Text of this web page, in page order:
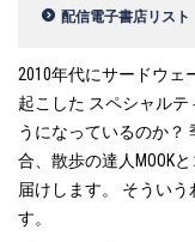
配信電子書店リスト
2010年代にサードウェ
起こした スペシャル
うになっているのか？
合、散歩の達人MOOK
届けします。 そうい
す。